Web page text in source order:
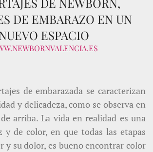
DE EMBARAZO EN UN
ESPACIO
de embarazada se caracterizan
y delicadeza, como se observa en
arriba. La vida en realidad es una
y de color, en que todas las etapas
y su dolor, es bueno encontrar color